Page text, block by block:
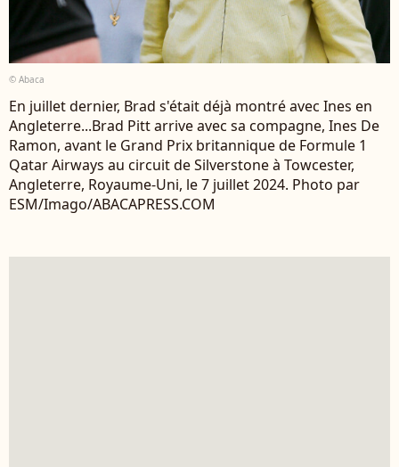
© Abaca
En juillet dernier, Brad s'était déjà montré avec Ines en
Angleterre...Brad Pitt arrive avec sa compagne, Ines De
Ramon, avant le Grand Prix britannique de Formule 1
Qatar Airways au circuit de Silverstone à Towcester,
Angleterre, Royaume-Uni, le 7 juillet 2024. Photo par
ESM/Imago/ABACAPRESS.COM